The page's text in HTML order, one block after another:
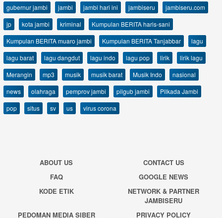
gubernur jambi
jambi jambi hari ini jambiseru
jambiseru.com
jp
kota jambi kriminal
Kumpulan BERITA haris-sani
Kumpulan BERITA muaro jambi
Kumpulan BERITA Tanjabbar
lagu
lagu barat
lagu dangdut lagu indo lagu pop lirik
lirik lagu
Merangin
mp3 musik musik barat Musik Indo
nasional
news
olahraga pemprov jambi pilgub jambi
Pilkada Jambi
pop
situs sv us virus corona
ABOUT US
CONTACT US
FAQ
GOOGLE NEWS
KODE ETIK
NETWORK & PARTNER
JAMBISERU
PEDOMAN MEDIA SIBER
PRIVACY POLICY